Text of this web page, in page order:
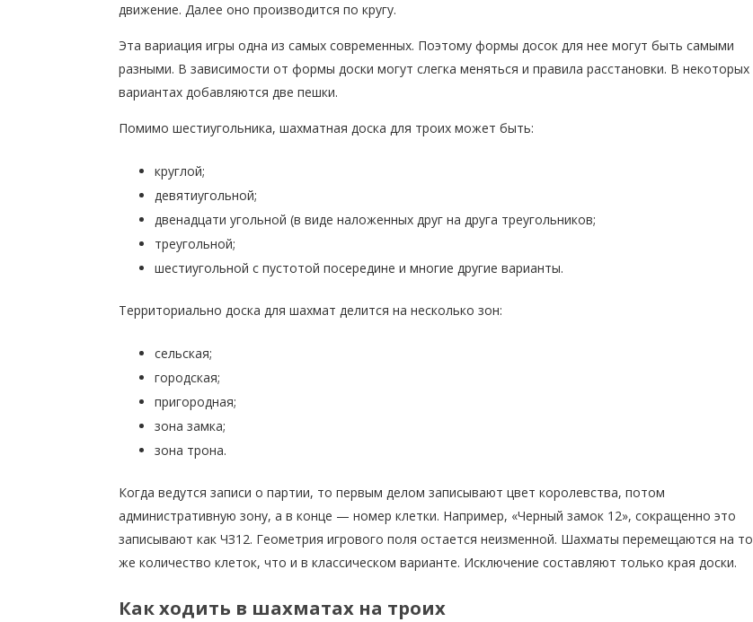
движение. Далее оно производится по кругу.
Эта вариация игры одна из самых современных. Поэтому формы досок для нее могут быть самыми
разными. В зависимости от формы доски могут слегка меняться и правила расстановки. В некоторых
вариантах добавляются две пешки.
Помимо шестиугольника, шахматная доска для троих может быть:
круглой;
девятиугольной;
двенадцати угольной (в виде наложенных друг на друга треугольников;
треугольной;
шестиугольной с пустотой посередине и многие другие варианты.
Территориально доска для шахмат делится на несколько зон:
сельская;
городская;
пригородная;
зона замка;
зона трона.
Когда ведутся записи о партии, то первым делом записывают цвет королевства, потом
административную зону, а в конце — номер клетки. Например, «Черный замок 12», сокращенно это
записывают как ЧЗ12. Геометрия игрового поля остается неизменной. Шахматы перемещаются на то
же количество клеток, что и в классическом варианте. Исключение составляют только края доски.
Как ходить в шахматах на троих